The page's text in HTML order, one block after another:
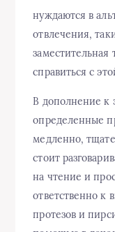
нуждаются в
отвлечения,
справиться с
В дополнение к
определенные
медленно,
стоит
на чтение и
ответственно к
протезов и